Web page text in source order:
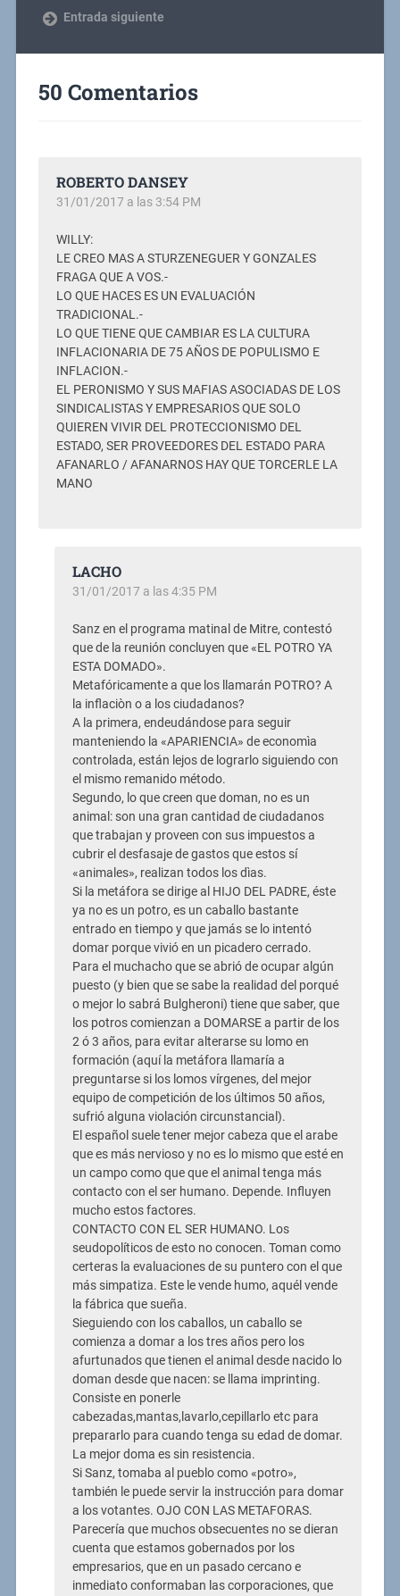
Entrada siguiente
50 Comentarios
ROBERTO DANSEY
31/01/2017 a las 3:54 PM
WILLY:
LE CREO MAS A STURZENEGUER Y GONZALES
FRAGA QUE A VOS.-
LO QUE HACES ES UN EVALUACIÓN
TRADICIONAL.-
LO QUE TIENE QUE CAMBIAR ES LA CULTURA
INFLACIONARIA DE 75 AÑOS DE POPULISMO E
INFLACION.-
EL PERONISMO Y SUS MAFIAS ASOCIADAS DE LOS
SINDICALISTAS Y EMPRESARIOS QUE SOLO
QUIEREN VIVIR DEL PROTECCIONISMO DEL
ESTADO, SER PROVEEDORES DEL ESTADO PARA
AFANARLO / AFANARNOS HAY QUE TORCERLE LA
MANO
LACHO
31/01/2017 a las 4:35 PM
Sanz en el programa matinal de Mitre, contestó
que de la reunión concluyen que «EL POTRO YA
ESTA DOMADO».
Metafóricamente a que los llamarán POTRO? A
la inflaciòn o a los ciudadanos?
A la primera, endeudándose para seguir
manteniendo la «APARIENCIA» de economìa
controlada, están lejos de lograrlo siguiendo con
el mismo remanido método.
Segundo, lo que creen que doman, no es un
animal: son una gran cantidad de ciudadanos
que trabajan y proveen con sus impuestos a
cubrir el desfasaje de gastos que estos sí
«animales», realizan todos los dìas.
Si la metáfora se dirige al HIJO DEL PADRE, éste
ya no es un potro, es un caballo bastante
entrado en tiempo y que jamás se lo intentó
domar porque vivió en un picadero cerrado.
Para el muchacho que se abrió de ocupar algún
puesto (y bien que se sabe la realidad del porqué
o mejor lo sabrá Bulgheroni) tiene que saber, que
los potros comienzan a DOMARSE a partir de los
2 ó 3 años, para evitar alterarse su lomo en
formación (aquí la metáfora llamaría a
preguntarse si los lomos vírgenes, del mejor
equipo de competición de los últimos 50 años,
sufrió alguna violación circunstancial).
El español suele tener mejor cabeza que el arabe
que es más nervioso y no es lo mismo que esté en
un campo como que que el animal tenga más
contacto con el ser humano. Depende. Influyen
mucho estos factores.
CONTACTO CON EL SER HUMANO. Los
seudopolíticos de esto no conocen. Toman como
certeras la evaluaciones de su puntero con el que
más simpatiza. Este le vende humo, aquél vende
la fábrica que sueña.
Sieguiendo con los caballos, un caballo se
comienza a domar a los tres años pero los
afurtunados que tienen el animal desde nacido lo
doman desde que nacen: se llama imprinting.
Consiste en ponerle
cabezadas,mantas,lavarlo,cepillarlo etc para
prepararlo para cuando tenga su edad de domar.
La mejor doma es sin resistencia.
Si Sanz, tomaba al pueblo como «potro»,
también le puede servir la instrucción para domar
a los votantes. OJO CON LAS METAFORAS.
Parecería que muchos obsecuentes no se dieran
cuenta que estamos gobernados por los
empresarios, que en un pasado cercano e
inmediato conformaban las corporaciones, que